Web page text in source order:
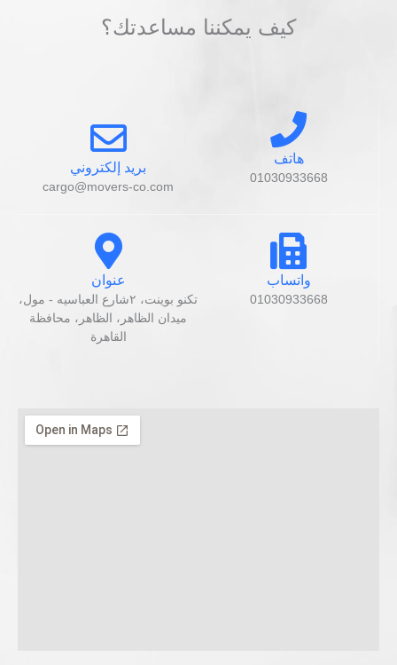
كيف يمكننا مساعدتك؟
هاتف
01030933668
بريد إلكتروني
cargo@movers-co.com
واتساب
01030933668
عنوان
تكنو بوينت، ٢شارع العباسيه - مول،
ميدان الظاهر، الظاهر، محافظة
القاهرة‬